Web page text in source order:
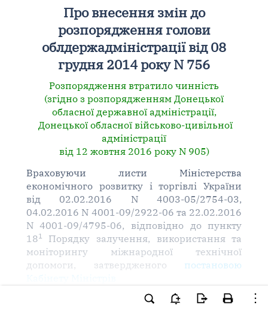
Про внесення змін до
розпорядження голови
облдержадміністрації від 08
грудня 2014 року N 756
Розпорядження втратило чинність
(згідно з розпорядженням Донецької
обласної державної адміністрації,
Донецької обласної військово-цивільної
адміністрації
від 12 жовтня 2016 року N 905)
Враховуючи листи Міністерства
економічного розвитку і торгівлі України
від 02.02.2016 N 4003-05/2754-03,
04.02.2016 N 4001-09/2922-06 та 22.02.2016
N 4001-09/4795-06, відповідно до пункту
181
Порядку залучення, використання та
моніторингу міжнародної технічної
допомоги, затвердженого постановою